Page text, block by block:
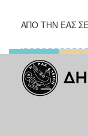
ΑΠΟ ΤΗΝ ΕΑΣ